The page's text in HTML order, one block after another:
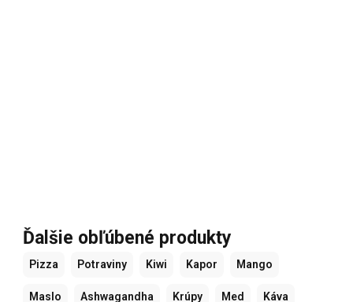
Ďalšie obľúbené produkty
Pizza Potraviny Kiwi Kapor Mango
Maslo Ashwagandha Krúpy Med Káva